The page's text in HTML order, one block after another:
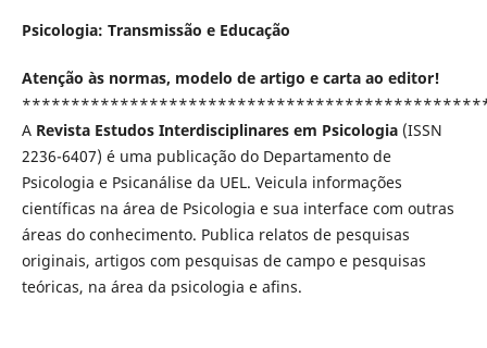
Psicologia: Transmissão e Educação
Atenção às normas, modelo de artigo e carta ao editor!
A Revista Estudos Interdisciplinares em Psicologia(ISSN
2236-6407) é uma publicação do Departamento de
Psicologia e Psicanálise da UEL. Veicula informações
científicas na área de Psicologia e sua interface com outras
áreas do conhecimento. Publica relatos de pesquisas
originais, artigos com pesquisas de campo e pesquisas
teóricas, na área da psicologia e afins.